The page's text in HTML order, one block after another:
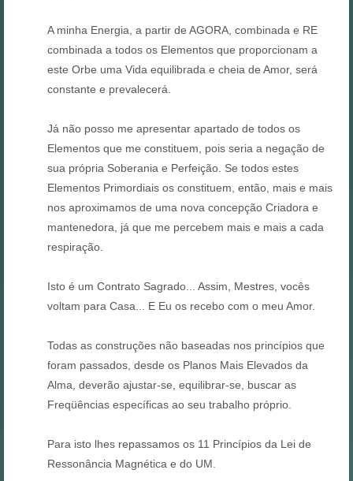
A minha Energia, a partir de AGORA, combinada e RE
combinada a todos os Elementos que proporcionam a
este Orbe uma Vida equilibrada e cheia de Amor, será
constante e prevalecerá.
Já não posso me apresentar apartado de todos os
Elementos que me constituem, pois seria a negação de
sua própria Soberania e Perfeição. Se todos estes
Elementos Primordiais os constituem, então, mais e mais
nos aproximamos de uma nova concepção Criadora e
mantenedora, já que me percebem mais e mais a cada
respiração.
Isto é um Contrato Sagrado... Assim, Mestres, vocês
voltam para Casa... E Eu os recebo com o meu Amor.
Todas as construções não baseadas nos princípios que
foram passados, desde os Planos Mais Elevados da
Alma, deverão ajustar-se, equilibrar-se, buscar as
Freqüências específicas ao seu trabalho próprio.
Para isto lhes repassamos os 11 Princípios da Lei de
Ressonância Magnética e do UM.